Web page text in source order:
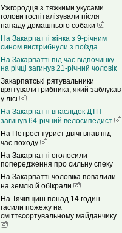
Ужгородця з тяжкими укусами
голови госпіталізували після
нападу домашнього собаки
На Закарпатті жінка з 9-річним
сином вистрибнули з поїзда
На Закарпатті під час відпочинку
на річці загинув 21-річний чоловік
Закарпатські рятувальники
врятували грибника, який заблукав
у лісі
На Закарпатті внаслідок ДТП
загинув 64-річний велосипедист
На Петросі турист двічі впав під
час походу
На Закарпатті оголосили
попередження про сильну спеку
На Закарпатті чоловіка повалили
на землю й обікрали
На Тячівщині понад 14 годин
гасили пожежу на
сміттєсортувальному майданчику